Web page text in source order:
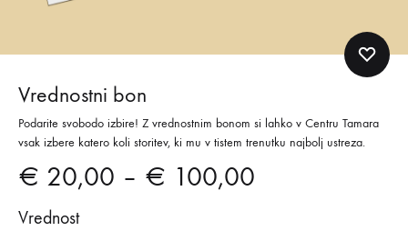
Vrednostni bon
Podarite svobodo izbire! Z vrednostnim bonom si lahko v Centru Tamara
vsak izbere katero koli storitev, ki mu v tistem trenutku najbolj ustreza.
€ 20,00 – € 100,00
Vrednost